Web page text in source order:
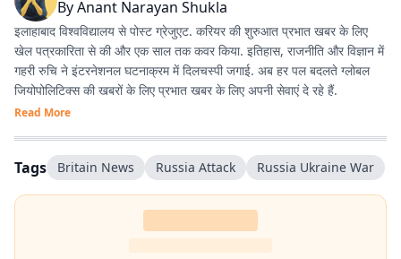
ByAnant Narayan Shukla
इलाहाबाद विश्वविद्यालय से पोस्ट ग्रेजुएट. करियर की शुरुआत प्रभात खबर के लिए
खेल पत्रकारिता से की और एक साल तक कवर किया. इतिहास, राजनीति और विज्ञान में
गहरी रुचि ने इंटरनेशनल घटनाक्रम में दिलचस्पी जगाई. अब हर पल बदलते ग्लोबल
जियोपोलिटिक्स की खबरों के लिए प्रभात खबर के लिए अपनी सेवाएं दे रहे हैं.
Read More
Tags Britain News Russia Attack Russia Ukraine War